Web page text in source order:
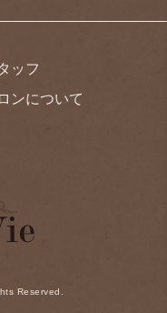
ッフ
ンについて
Reserved.